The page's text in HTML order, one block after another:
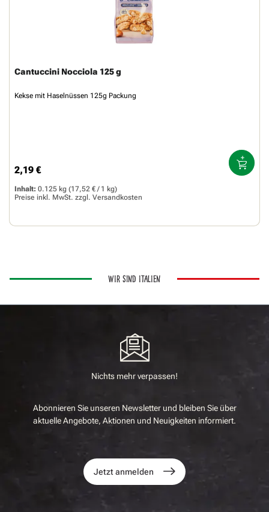
Cantuccini Nocciola 125 g
Kekse mit Haselnüssen 125g Packung
Regulärer Preis:
2,19 €
Inhalt: 0.125 kg (17,52 € / 1 kg)
Preise inkl. MwSt. zzgl. Versandkosten
WIR SIND ITALIEN
Nichts mehr verpassen!
Abonnieren Sie unseren Newsletter und bleiben Sie über
aktuelle Angebote, Aktionen und Neuigkeiten informiert.
Jetzt anmelden